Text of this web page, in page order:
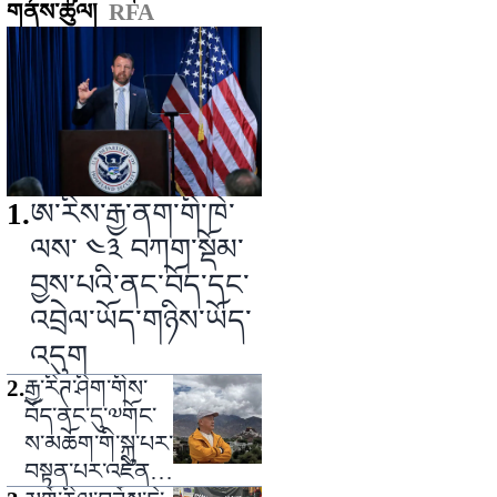
གནས་ཚུལ། RFA
1.ཨ་རིས་རྒྱ་ནག་གི་ཁེ་
ལས་ ༤༣ བཀག་སྡོམ་
བྱས་པའི་ནང་བོད་དང་
འབྲེལ་ཡོད་གཉིས་ཡོད་
འདུག
2.རྒྱ་རིཊ་ཤིག་གིས་
བོད་ནང་དུ་༧གོང་
ས་མཆོག་གི་སྐུ་པར་
བསྟན་པར་འཛིན་